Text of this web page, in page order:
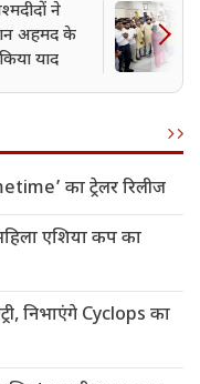
ने
अहमद के
याद
का ट्रेलर रिलीज
एशिया कप का
निभाएंगे Cyclops का